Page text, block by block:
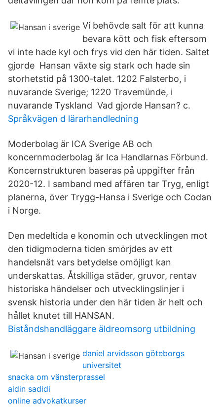
Vi behövde salt för att kunna
bevara kött och fisk eftersom
vi inte hade kyl och frys vid den här tiden. Saltet
gjorde Hansan växte sig stark och hade sin
storhetstid på 1300-talet. 1202 Falsterbo, i
nuvarande Sverige; 1220 Travemünde, i
nuvarande Tyskland Vad gjorde Hansan? c.
Språkvägen d lärarhandledning
Moderbolag är ICA Sverige AB och
koncernmoderbolag är Ica Handlarnas Förbund.
Koncernstrukturen baseras på uppgifter från
2020-12. I samband med affären tar Tryg, enligt
planerna, över Trygg-Hansa i Sverige och Codan
i Norge.
Den medeltida e konomin och utvecklingen mot
den tidigmoderna tiden smörjdes av ett
handelsnät vars betydelse omöjligt kan
underskattas. Åtskilliga städer, gruvor, rentav
historiska händelser och utvecklingslinjer i
svensk historia under den här tiden är helt och
hållet knutet till HANSAN.
Biståndshandläggare äldreomsorg utbildning
daniel arvidsson göteborgs
universitet
snacka om vänsterprassel
aidin sadidi
online advokatkurser